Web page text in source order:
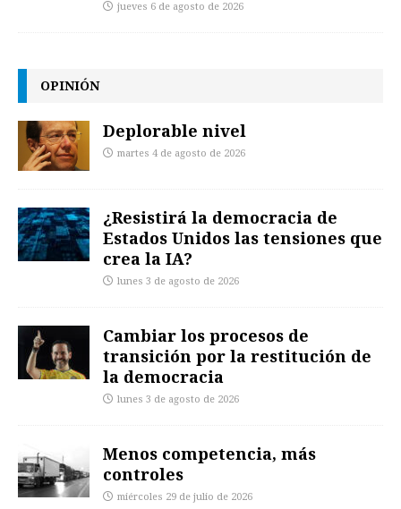
jueves 6 de agosto de 2026
OPINIÓN
Deplorable nivel
martes 4 de agosto de 2026
¿Resistirá la democracia de
Estados Unidos las tensiones que
crea la IA?
lunes 3 de agosto de 2026
Cambiar los procesos de
transición por la restitución de
la democracia
lunes 3 de agosto de 2026
Menos competencia, más
controles
miércoles 29 de julio de 2026